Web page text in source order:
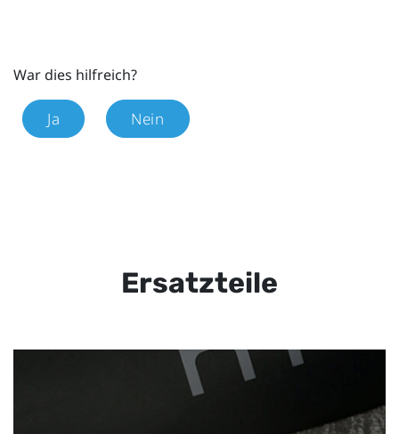
War dies hilfreich?
Ja Nein
Ersatzteile